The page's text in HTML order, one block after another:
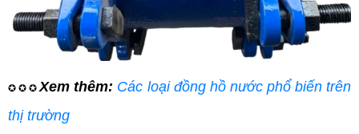
✪ ✪ ✪Xem thêm: Các loại đồng hồ nước phổ biến trên
thị trường